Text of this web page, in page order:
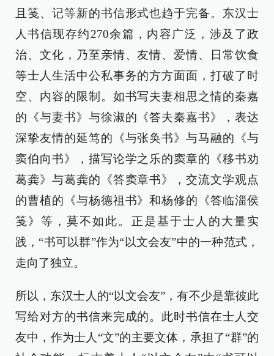
且笺、记等新的书信形式也趋于完备。东汉士
人书信现存约270余篇，内容广泛，涉及了政
治、文化，乃至亲情、友情、爱情、日常饮食
等士人生活中公私事务的方方面面，打破了时
空、内容的限制。如书写夫妻相思之情的秦嘉
的《与妻书》与徐淑的《答夫秦嘉书》，表达
深挚友情的延笃的《与张奂书》与马融的《与
窦伯向书》，描写论学之乐的窦章的《移书劝
葛龚》与葛龚的《答窦章书》，交流文学观点
的曹植的《与杨德祖书》和杨修的《答临淄侯
笺》等，莫不如此。正是基于士人的大量实
践，“书可以群”作为“以文会友”中的一种范式，
走向了独立。
所以，东汉士人的“以文会友”，有不少是靠彼此
写给对方的书信来完成的。此时书信在士人交
友中，作为士人“文”的主要文体，承担了“群”的